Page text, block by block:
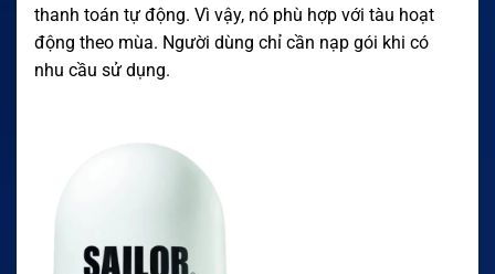
thanh toán tự động. Vì vậy, nó phù hợp với tàu hoạt
động theo mùa. Người dùng chỉ cần nạp gói khi có
nhu cầu sử dụng.